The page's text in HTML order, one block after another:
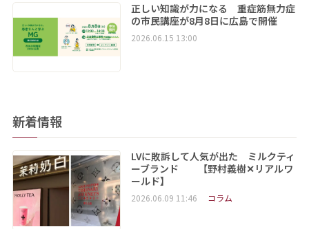
正しい知識が力になる 重症筋無力症
の市民講座が8月8日に広島で開催
2026.06.15 13:00
新着情報
LVに敗訴して人気が出た ミルクティ
ーブランド 【野村義樹✕リアルワ
ールド】
2026.06.09 11:46 コラム